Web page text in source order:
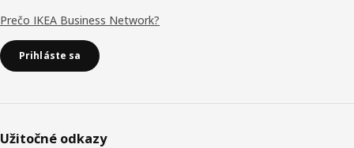
Prečo IKEA Business Network?
Prihláste sa
Užitočné odkazy